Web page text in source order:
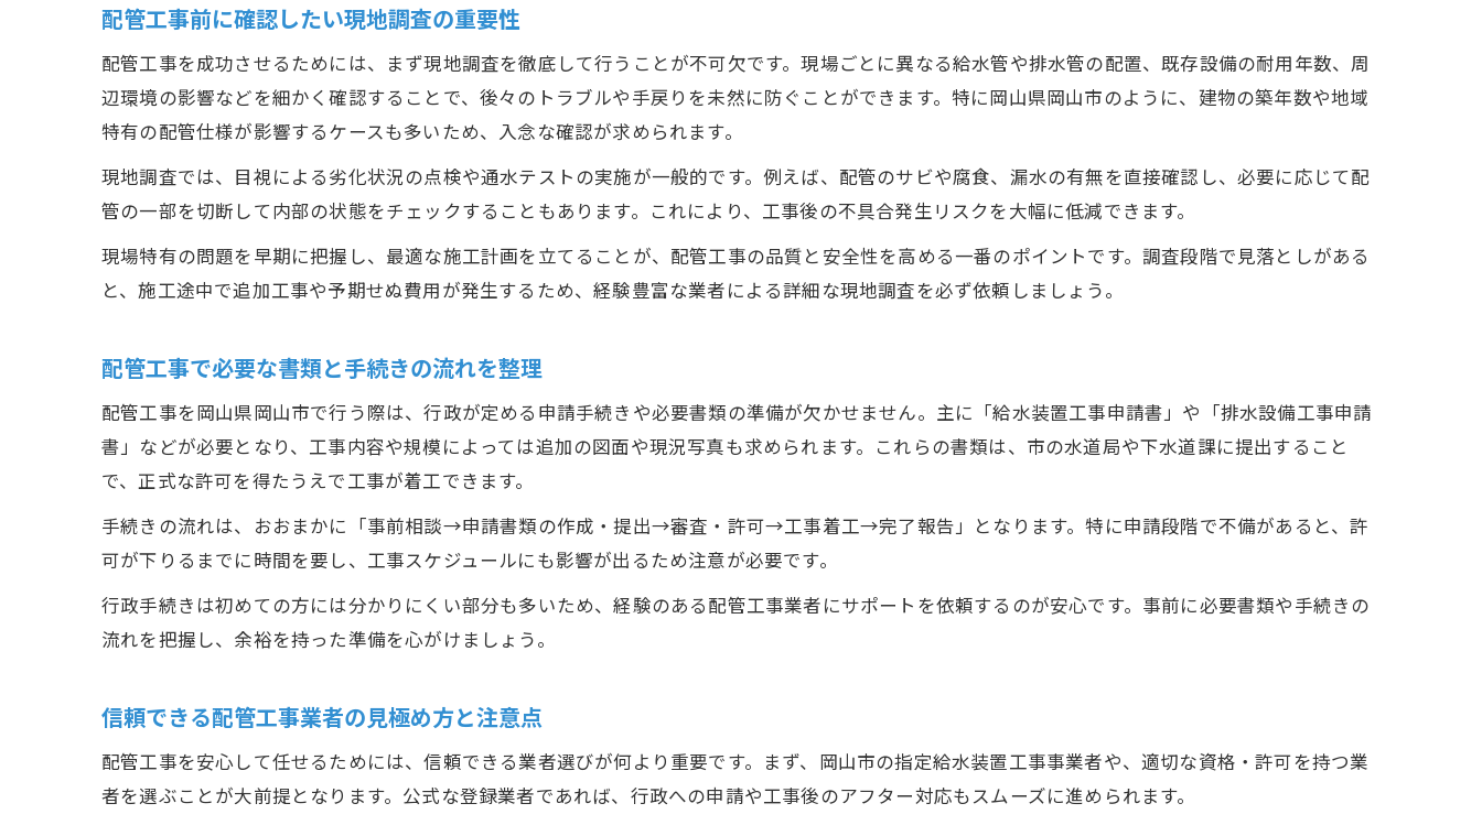
施工中に必要な配管工事の写真記録と管理
配管工事現場で起こるトラブル予防策
見落とし防止に役立つ配管工事の確認事項
配管工事後の通水確認と漏水チェックの方法
配管工事で見落としやすい接続部の点検ポイント
配管工事の仕上がり評価と引き渡し時の注意
配管工事後の設備耐久性を保つための工夫
安心できる配管工事へ必要な事前手順
配管工事の前に把握すべき行政手続き
配管工事のスムーズな進行を支える事前説明
配管工事のトラブル防止に役立つ事前連絡
配管工事に強い業者選びの基準とアドバイス
トラブル回避を叶える配管工事の秘訣解説
配管工事のトラブル発生時に備える連絡体制
配管工事前に確認したい現地調査の重要性
配管工事を成功させるためには、まず現地調査を徹底して行うことが不可欠です。現場ごとに異なる給水管や排水管の配置、既存設備の耐用年数、周
辺環境の影響などを細かく確認することで、後々のトラブルや手戻りを未然に防ぐことができます。特に岡山県岡山市のように、建物の築年数や地域
特有の配管仕様が影響するケースも多いため、入念な確認が求められます。
現地調査では、目視による劣化状況の点検や通水テストの実施が一般的です。例えば、配管のサビや腐食、漏水の有無を直接確認し、必要に応じて配
管の一部を切断して内部の状態をチェックすることもあります。これにより、工事後の不具合発生リスクを大幅に低減できます。
現場特有の問題を早期に把握し、最適な施工計画を立てることが、配管工事の品質と安全性を高める一番のポイントです。調査段階で見落としがある
と、施工途中で追加工事や予期せぬ費用が発生するため、経験豊富な業者による詳細な現地調査を必ず依頼しましょう。
配管工事で必要な書類と手続きの流れを整理
配管工事を岡山県岡山市で行う際は、行政が定める申請手続きや必要書類の準備が欠かせません。主に「給水装置工事申請書」や「排水設備工事申請
書」などが必要となり、工事内容や規模によっては追加の図面や現況写真も求められます。これらの書類は、市の水道局や下水道課に提出すること
で、正式な許可を得たうえで工事が着工できます。
手続きの流れは、おおまかに「事前相談→申請書類の作成・提出→審査・許可→工事着工→完了報告」となります。特に申請段階で不備があると、許
可が下りるまでに時間を要し、工事スケジュールにも影響が出るため注意が必要です。
行政手続きは初めての方には分かりにくい部分も多いため、経験のある配管工事業者にサポートを依頼するのが安心です。事前に必要書類や手続きの
流れを把握し、余裕を持った準備を心がけましょう。
信頼できる配管工事業者の見極め方と注意点
配管工事を安心して任せるためには、信頼できる業者選びが何より重要です。まず、岡山市の指定給水装置工事事業者や、適切な資格・許可を持つ業
者を選ぶことが大前提となります。公式な登録業者であれば、行政への申請や工事後のアフター対応もスムーズに進められます。